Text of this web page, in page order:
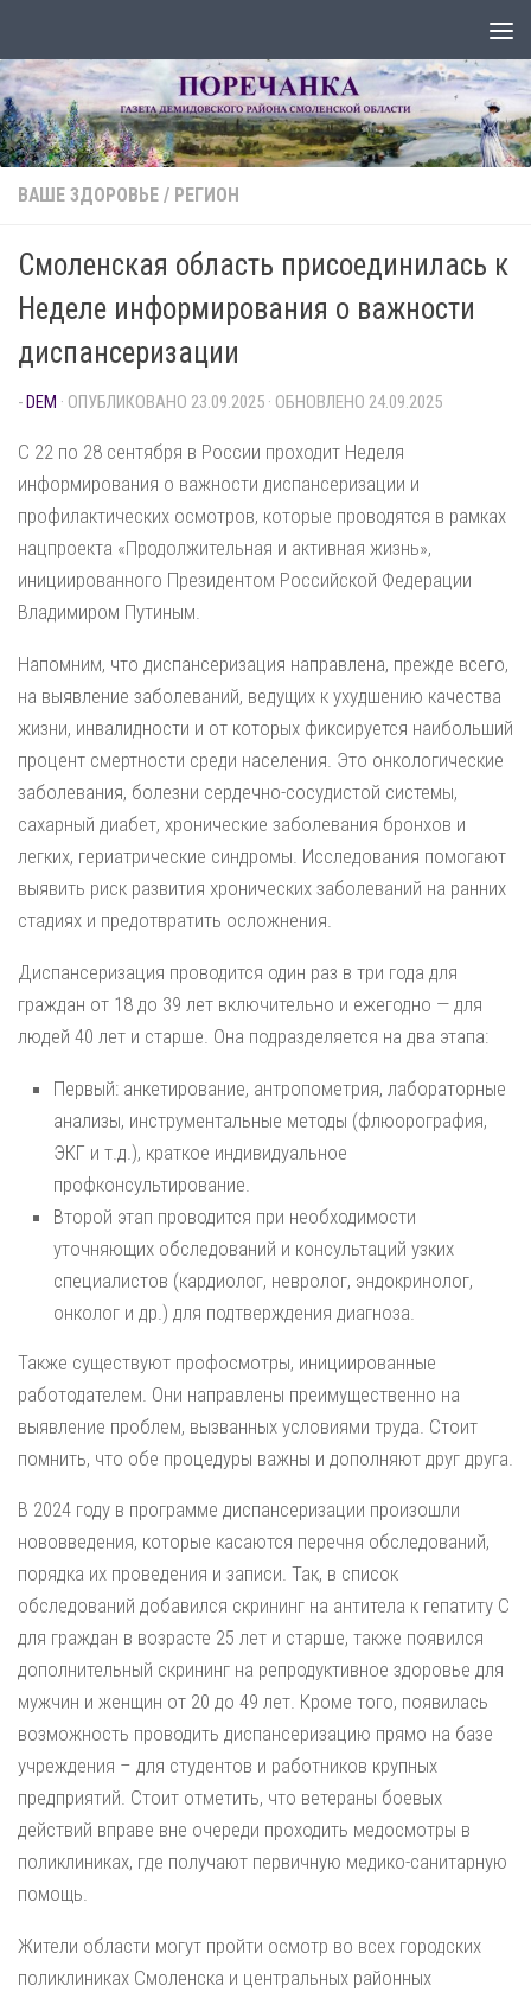
ВАШЕ ЗДОРОВЬЕ / РЕГИОН
Смоленская область присоединилась к
Неделе информирования о важности
диспансеризации
-DEM · ОПУБЛИКОВАНО 23.09.2025 · ОБНОВЛЕНО 24.09.2025
С 22 по 28 сентября в России проходит Неделя
информирования о важности диспансеризации и
профилактических осмотров, которые проводятся в рамках
нацпроекта «Продолжительная и активная жизнь»,
инициированного Президентом Российской Федерации
Владимиром Путиным.
Напомним, что диспансеризация направлена, прежде всего,
на выявление заболеваний, ведущих к ухудшению качества
жизни, инвалидности и от которых фиксируется наибольший
процент смертности среди населения. Это онкологические
заболевания, болезни сердечно-сосудистой системы,
сахарный диабет, хронические заболевания бронхов и
легких, гериатрические синдромы. Исследования помогают
выявить риск развития хронических заболеваний на ранних
стадиях и предотвратить осложнения.
Диспансеризация проводится один раз в три года для
граждан от 18 до 39 лет включительно и ежегодно — для
людей 40 лет и старше. Она подразделяется на два этапа:
Первый: анкетирование, антропометрия, лабораторные
анализы, инструментальные методы (флюорография,
ЭКГ и т.д.), краткое индивидуальное
профконсультирование.
Второй этап проводится при необходимости
уточняющих обследований и консультаций узких
специалистов (кардиолог, невролог, эндокринолог,
онколог и др.) для подтверждения диагноза.
Также существуют профосмотры, инициированные
работодателем. Они направлены преимущественно на
выявление проблем, вызванных условиями труда. Стоит
помнить, что обе процедуры важны и дополняют друг друга.
В 2024 году в программе диспансеризации произошли
нововведения, которые касаются перечня обследований,
порядка их проведения и записи. Так, в список
обследований добавился скрининг на антитела к гепатиту С
для граждан в возрасте 25 лет и старше, также появился
дополнительный скрининг на репродуктивное здоровье для
мужчин и женщин от 20 до 49 лет. Кроме того, появилась
возможность проводить диспансеризацию прямо на базе
учреждения – для студентов и работников крупных
предприятий. Стоит отметить, что ветераны боевых
действий вправе вне очереди проходить медосмотры в
поликлиниках, где получают первичную медико-санитарную
помощь.
Жители области могут пройти осмотр во всех городских
поликлиниках Смоленска и центральных районных